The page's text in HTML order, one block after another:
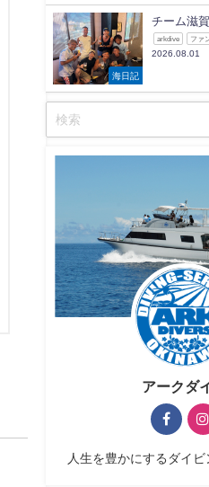
海日記
チーム滋
arkdive ファ
2026.08.01
アークダ
人生を豊かにするダイ